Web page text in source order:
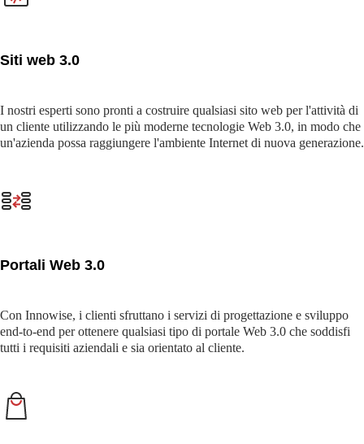
Siti web 3.0
I nostri esperti sono pronti a costruire qualsiasi sito web per l'attività di
un cliente utilizzando le più moderne tecnologie Web 3.0, in modo che
un'azienda possa raggiungere l'ambiente Internet di nuova generazione.
Portali Web 3.0
Con Innowise, i clienti sfruttano i servizi di progettazione e sviluppo
end-to-end per ottenere qualsiasi tipo di portale Web 3.0 che soddisfi
tutti i requisiti aziendali e sia orientato al cliente.